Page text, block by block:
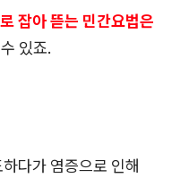
잡아 뜯는 민간요법은
있죠.
다가 염증으로 인해